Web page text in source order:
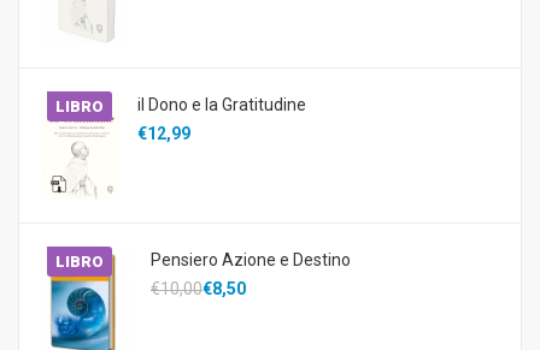
LIBRO
il Dono e la Gratitudine
€12,99
LIBRO
Pensiero Azione e Destino
€10,00€8,50